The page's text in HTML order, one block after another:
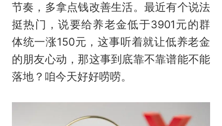
节奏，多拿点钱改善生活。最近有个说法
挺热门，说要给养老金低于3901元的群
体统一涨150元，这事听着就让低养老金
的朋友心动，那这事到底靠不靠谱能不能
落地？咱今天好好唠唠。